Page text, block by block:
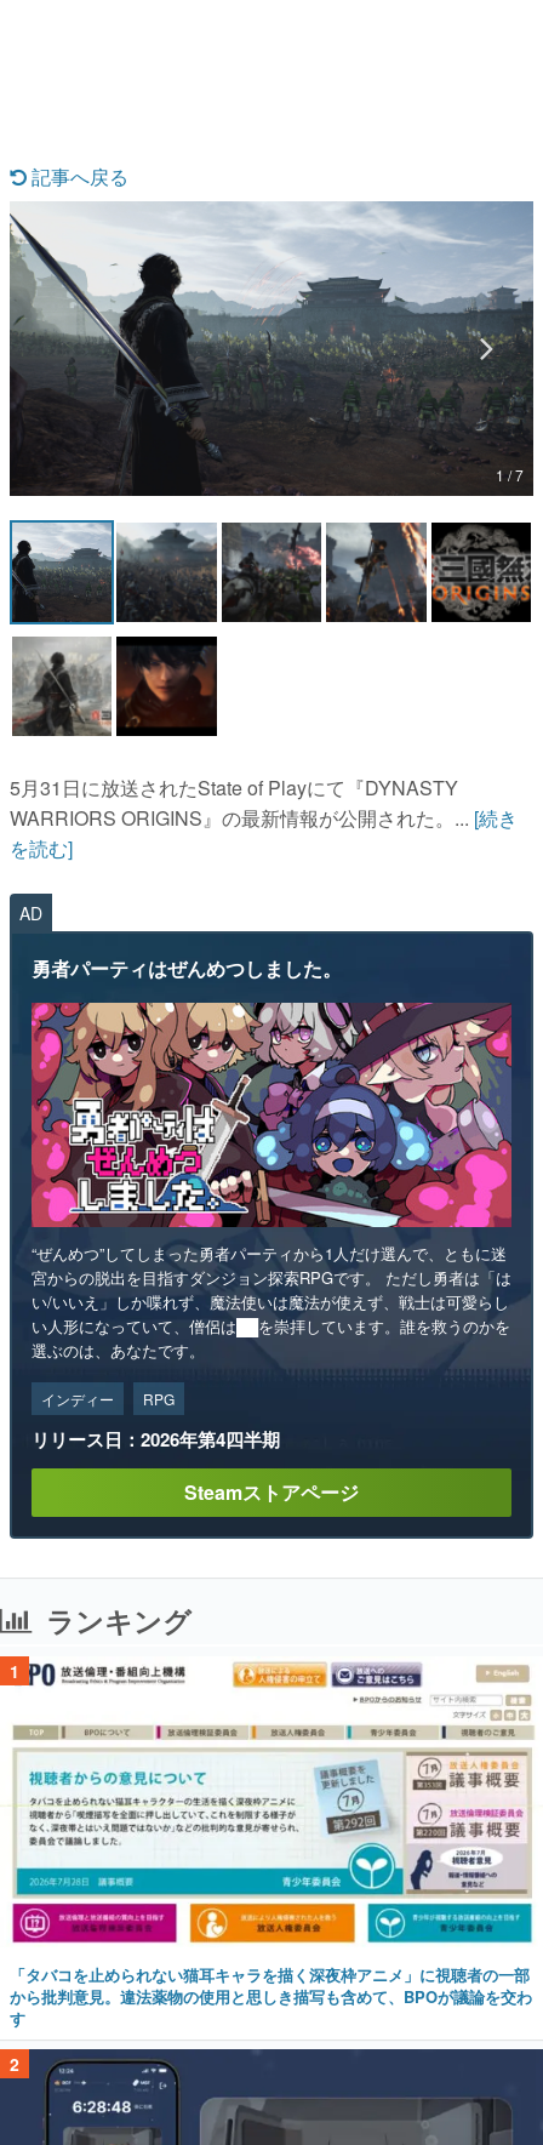
なんでゲームは面白い？
ゲーム開発者・hamatsu氏がゲームの魅力を画面や操作の
具体的な形から解き明かしていく、硬派で骨太な評論連載
です。
ゲームが変えた日本語
「経験値」「裏技」「ラスボス」… ゲームにまつわる言葉
の起源や用法の変遷を、コンピューター文化史研究家・タ
イニーP氏が徹底調査。
カテゴリ
マンガ
女性向け
アプリレビュー
その他
運営：株式会社マレ
記事へ戻る
1 / 7
5月31日に放送されたState of Playにて『DYNASTY
WARRIORS ORIGINS』の最新情報が公開された。... [続き
を読む]
AD
勇者パーティはぜんめつしました。
“ぜんめつ”してしまった勇者パーティから1人だけ選んで、ともに迷
宮からの脱出を目指すダンジョン探索RPGです。 ただし勇者は「は
い/いいえ」しか喋れず、魔法使いは魔法が使えず、戦士は可愛らし
い人形になっていて、僧侶は██を崇拝しています。誰を救うのかを
選ぶのは、あなたです。
インディー RPG
リリース日：2026年第4四半期
Steamストアページ
ランキング
1
「タバコを止められない猫耳キャラを描く深夜枠アニメ」に視聴者の一部
から批判意見。違法薬物の使用と思しき描写も含めて、BPOが議論を交わ
す
2